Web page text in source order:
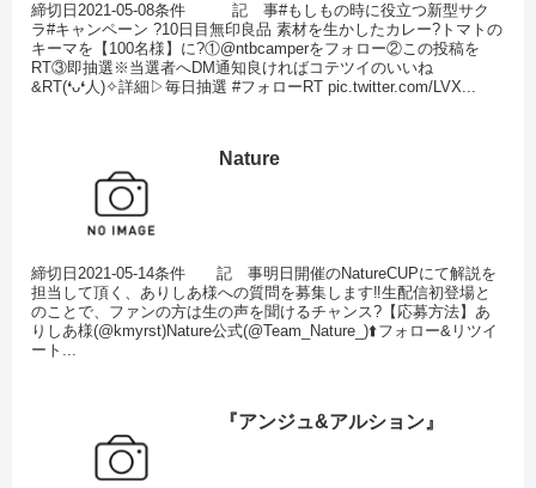
締切日2021-05-08条件 記 事#もしもの時に役立つ新型サク
ラ#キャンペーン ?10日目無印良品 素材を生かしたカレー?トマトの
キーマを【100名様】に?①@ntbcamperをフォロー②この投稿を
RT③即抽選※当選者へDM通知良ければコテツイのいいね
&RT(❛ᴗ❛人)✧詳細▷毎日抽選 #フォローRT pic.twitter.com/LVX...
Nature
締切日2021-05-14条件 記 事明日開催のNatureCUPにて解説を
担当して頂く、ありしあ様への質問を募集します‼️生配信初登場と
のことで、ファンの方は生の声を聞けるチャンス?【応募方法】あ
りしあ様(@kmyrst)Nature公式(@Team_Nature_)⬆️フォロー&リツイ
ート...
『アンジュ&アルション』